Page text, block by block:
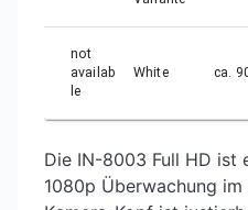
not
availab
le
White ca.
Die IN-8003 Full HD ist
1080p Überwachung